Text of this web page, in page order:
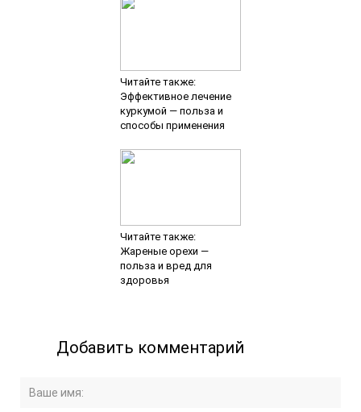
Читайте также:
Эффективное лечение
куркумой — польза и
способы применения
Читайте также:
Жареные орехи —
польза и вред для
здоровья
Добавить комментарий